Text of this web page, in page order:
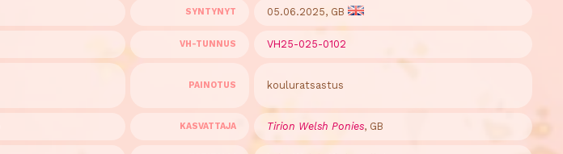
SYNTYNYT 05.06.2025, GB
VH-TUNNUS VH25-025-0102
PAINOTUS kouluratsastus
KASVATTAJA Tirion Welsh Ponies, GB